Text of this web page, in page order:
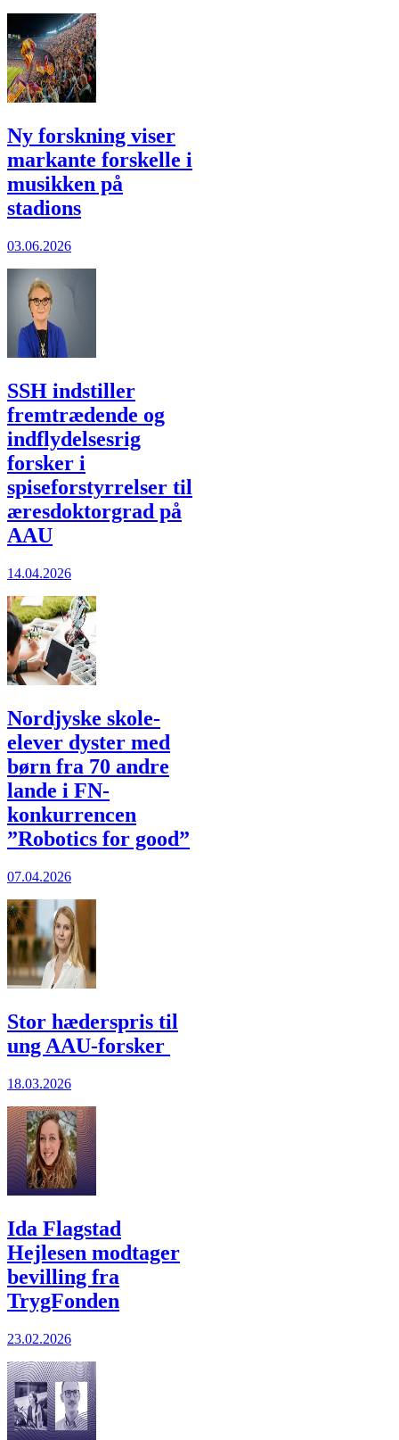
Ny forskning viser
markante forskelle i
musikken på
stadions
03.06.2026
SSH indstiller
fremtrædende og
indflydelsesrig
forsker i
spiseforstyrrelser til
æresdoktorgrad på
AAU
14.04.2026
Nordjyske skole­
elever dyster med
børn fra 70 andre
lande i FN-
konkurrencen
”Robotics for good”
07.04.2026
Stor hæderspris til
ung AAU-forsker
18.03.2026
Ida Flagstad
Hejlesen modtager
bevilling fra
TrygFonden
23.02.2026